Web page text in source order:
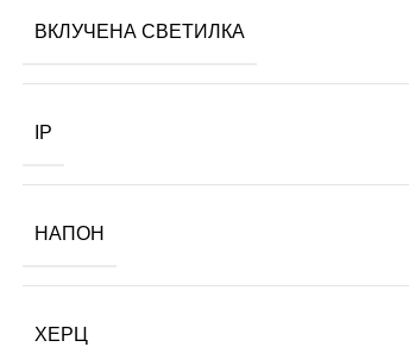
ВКЛУЧЕНА СВЕТИЛКА
IP
НАПОН
ХЕРЦ